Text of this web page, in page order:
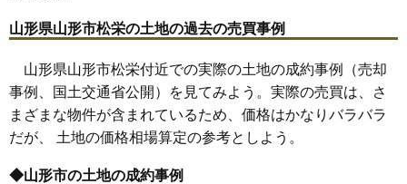
67 島 23万円 1,719万円 31.1%
68 城北町 23万円 1,032万円 9.9%
69 肴町 23万円 1,247万円 10.7%
70 南館 23万円 1,502万円 20.5%
71 富の中 23万円 1,421万円
72 江南 23万円
山形県山形市松栄の土地の過去の売買事例
山形県山形市松栄付近での実際の土地の成約事例（売却
事例、国土交通省公開）を見てみよう。実際の売買は、さ
まざまな物件が含まれているため、価格はかなりバラバラ
だが、 土地の価格相場算定の参考としよう。
◆山形市の土地の成約事例